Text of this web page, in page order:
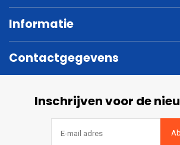
Informatie
Contactgegevens
Inschrijven voor de